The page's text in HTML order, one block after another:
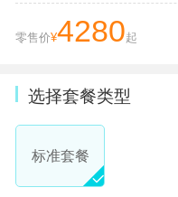
零售价¥4280起
选择套餐类型
标准套餐